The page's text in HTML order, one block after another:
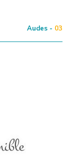
Audes - 03